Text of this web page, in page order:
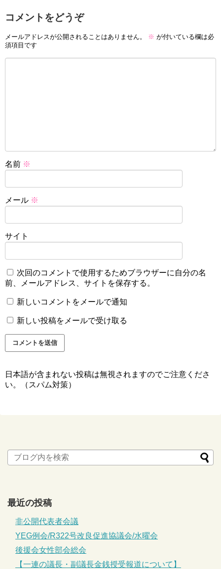
コメントをどうぞ
メールアドレスが公開されることはありません。 ※ が付いている欄は必
須項目です
名前 ※
メール ※
サイト
次回のコメントで使用するためブラウザーに自分の名
前、メールアドレス、サイトを保存する。
新しいコメントをメールで通知
新しい投稿をメールで受け取る
日本語が含まれない投稿は無視されますのでご注意くださ
い。（スパム対策）
最近の投稿
非公開代表者会議
YEG例会/R322号改良促進協議会/水曜会
後援会女性部会総会
【一連の議長・副議長金銭授受報道について】